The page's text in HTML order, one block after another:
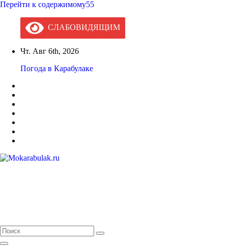
Перейти к содержимому55
СЛАБОВИДЯЩИМ
Чт. Авг 6th, 2026
Погода в Карабулаке